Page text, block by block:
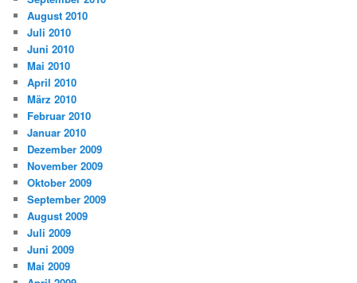
August 2010
Juli 2010
Juni 2010
Mai 2010
April 2010
März 2010
Februar 2010
Januar 2010
Dezember 2009
November 2009
Oktober 2009
September 2009
August 2009
Juli 2009
Juni 2009
Mai 2009